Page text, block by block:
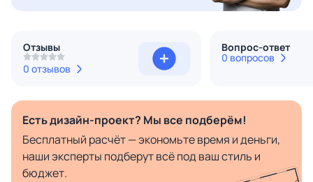
Отзывы
0 отзывов
Вопрос-ответ
0 вопросов
Есть дизайн-проект? Мы все подберём!
Бесплатный расчёт — экономьте время и деньги,
наши эксперты подберут всё под ваш стиль и
бюджет.